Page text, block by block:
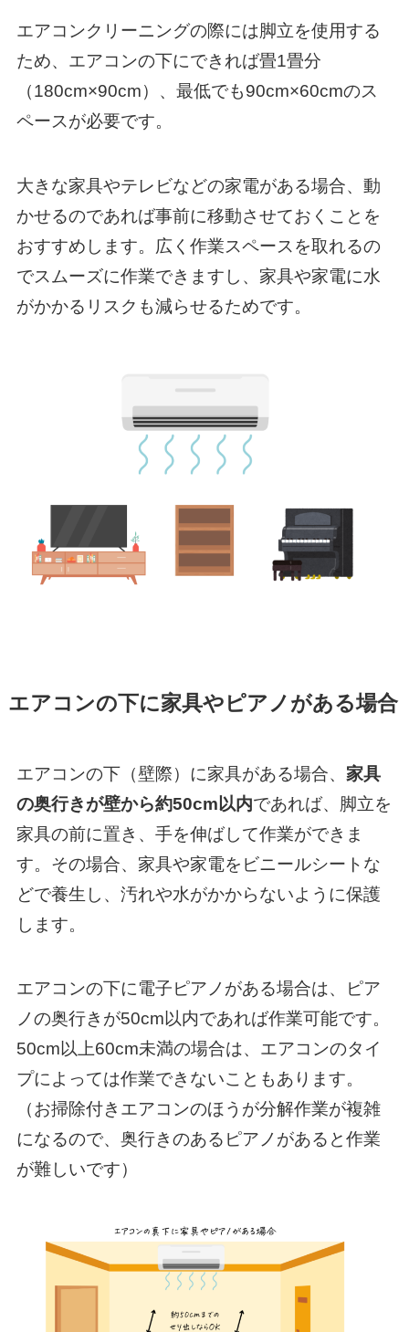
エアコンクリーニングの際には脚立を使用する
ため、エアコンの下にできれば畳1畳分
（180cm×90cm）、最低でも90cm×60cmのス
ペースが必要です。
大きな家具やテレビなどの家電がある場合、動
かせるのであれば事前に移動させておくことを
おすすめします。広く作業スペースを取れるの
でスムーズに作業できますし、家具や家電に水
がかかるリスクも減らせるためです。
エアコンの下に家具やピアノがある場合
エアコンの下（壁際）に家具がある場合、 家具
の奥行きが壁から約50cm以内であれば、脚立を
家具の前に置き、手を伸ばして作業ができま
す。その場合、家具や家電をビニールシートな
どで養生し、汚れや水がかからないように保護
します。
エアコンの下に電子ピアノがある場合は、ピア
ノの奥行きが50cm以内であれば作業可能です。
50cm以上60cm未満の場合は、エアコンのタイ
プによっては作業できないこともあります。
（お掃除付きエアコンのほうが分解作業が複雑
になるので、奥行きのあるピアノがあると作業
が難しいです）